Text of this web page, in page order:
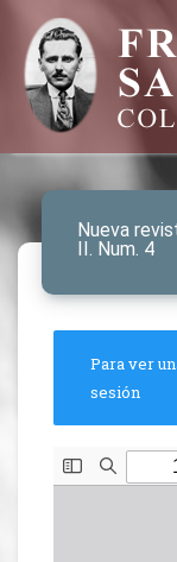
Nueva
II. Num. 4
Para ver
sesión